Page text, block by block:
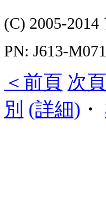
(C) 2005-
PN: J613-
＜前頁 次
別 (詳細) ・